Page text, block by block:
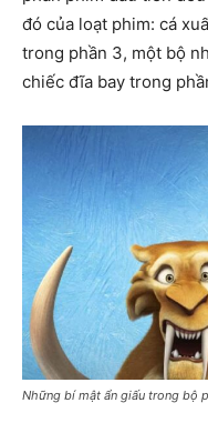
đó của loạt phim: cá
trong phần 3, một bộ
chiếc đĩa bay trong
Những bí mật ẩn giấu trong bộ